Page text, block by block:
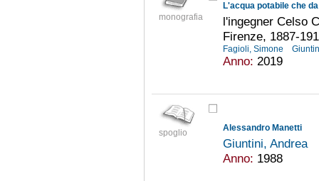
monografia
L'acqua potabile che
l'ingegner Celso
Firenze, 1887-
Fagioli, Simone
Anno: 2019
spoglio Alessandro Manetti
Giuntini, Andrea
Anno: 1988